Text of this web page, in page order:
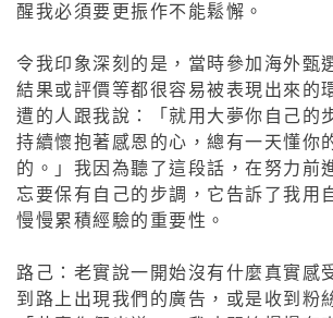
醒我必須要更振作不能鬆懈。
令我印象深刻的是，當時參加海外甄
結果或評價等都很容易被表現出來的
遭的人跟我說：「就用大夢你自己的
持續懷抱著感恩的心，總有一天懂你
的。」我因為聽了這段話，在努力前
忘要保有自己的步調，它告訴了我用
慢慢累積經驗的重要性。
路己：老實說一開始沒有什麼真實感
到路上出現我們的廣告，或是收到粉